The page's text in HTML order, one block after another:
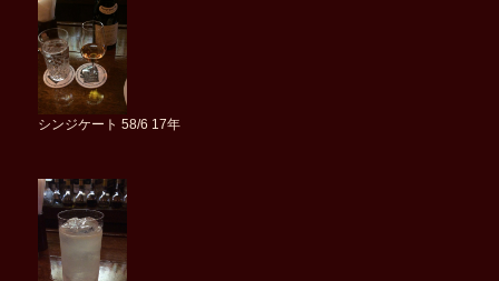
シンジケート 58/6 17年